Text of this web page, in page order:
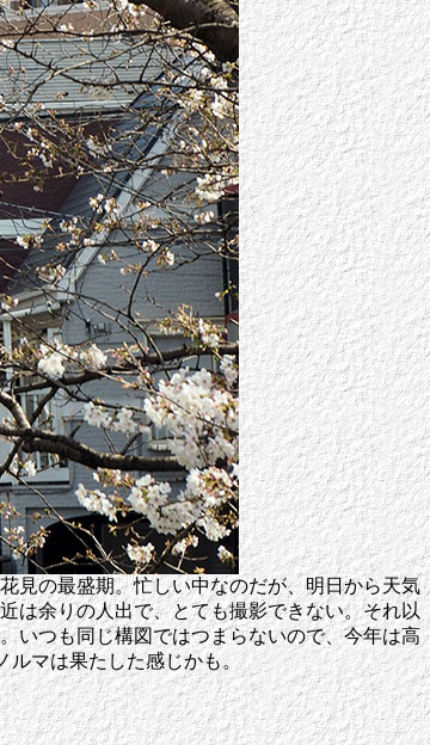
見の最盛期。忙しい中なのだが、明日から天気
は余りの人出で、とても撮影できない。それ以
いつも同じ構図ではつまらないので、今年は高
ルマは果たした感じかも。